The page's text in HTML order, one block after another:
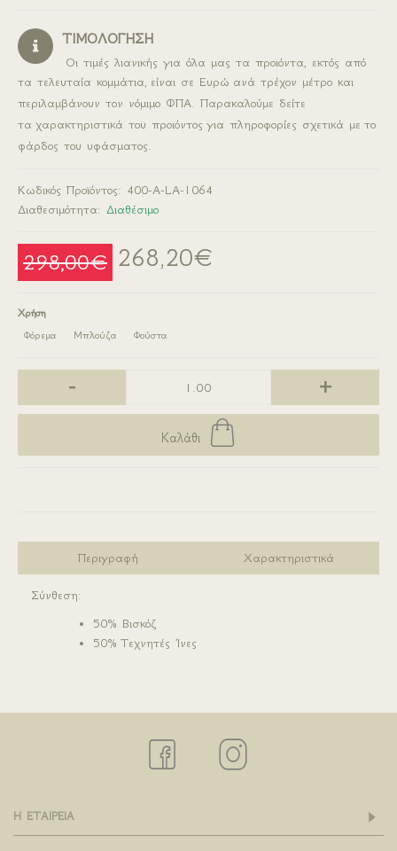
ΤΙΜΟΛΟΓΗΣΗ
Οι τιμές λιανικής για όλα μας τα προιόντα, εκτός από
τα τελευταία κομμάτια, είναι σε Ευρώ ανά τρέχον μέτρο και
περιλαμβάνουν τον νόμιμο ΦΠΑ. Παρακαλούμε δείτε
τα χαρακτηριστικά του προιόντος για πληροφορίες σχετικά με το
φάρδος του υφάσματος.
Κωδικός Προϊόντος: 400-A-LA-1064
Διαθεσιμότητα: Διαθέσιμο
298,00€ 268,20€
Χρήση
Φόρεμα
Μπλούζα Φούστα
- +
Καλάθι
Περιγραφή Χαρακτηριστικά
Σύνθεση:
50% Βισκόζ
50% Τεχνητές Ίνες
Η ΕΤΑΙΡΕΙΑ